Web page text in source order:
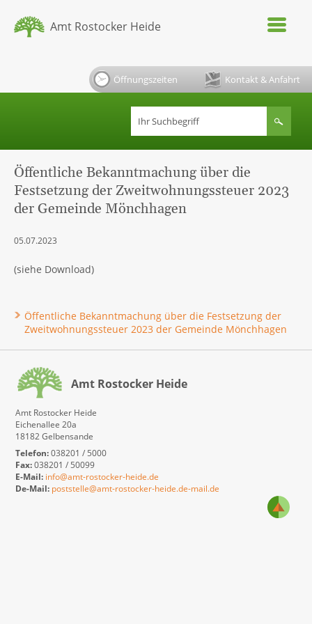
Amt Rostocker Heide
Öffnungszeiten Kontakt & Anfahrt
Öffentliche Bekanntmachung über die
Festsetzung der Zweitwohnungssteuer 2023
der Gemeinde Mönchhagen
05.07.2023
(siehe Download)
Öffentliche Bekanntmachung über die Festsetzung der
Zweitwohnungssteuer 2023 der Gemeinde Mönchhagen
Amt Rostocker Heide
Amt Rostocker Heide
Eichenallee 20a
18182 Gelbensande
Telefon:038201 / 5000
Fax:038201 / 50099
E-Mail: info@amt-rostocker-heide.de
De-Mail: poststelle@amt-rostocker-heide.de-mail.de